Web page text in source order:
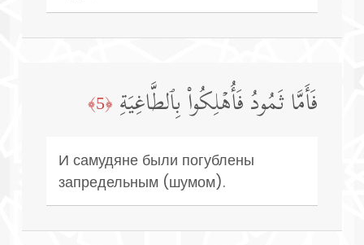
فَأَمَّا ثَمُودُ فَأُهۡلِكُوا۟ بِٱلطَّاغِیَةِ ﴿5﴾
И самудяне были погублены
запредельным (шумом).